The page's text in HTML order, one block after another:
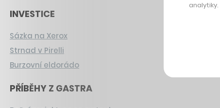
INVESTICE
Sázka na Xerox
Strnad v Pirelli
Burzovní eldorádo
PŘÍBĚHY Z GASTRA